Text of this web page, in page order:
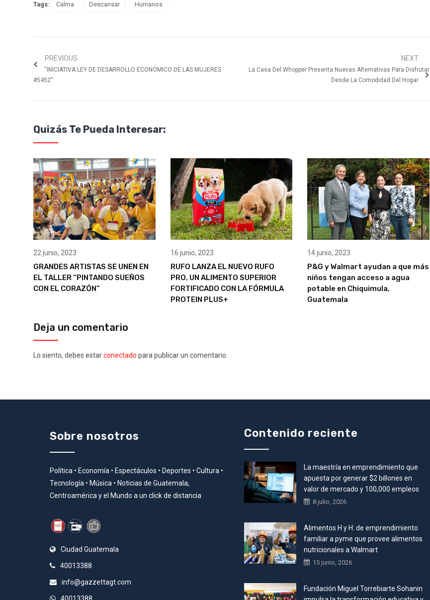
Tags: Calma Descansar Humanos
PREVIOUS
“INICIATIVA LEY DE DESARROLLO ECONÓMICO DE LAS MUJERES
#5452”
NEXT
La Casa Del Whopper Presenta Nuevas Alternativas Para Disfrutar
Desde La Comodidad Del Hogar
Quizás Te Pueda Interesar:
22 junio, 2023
GRANDES ARTISTAS SE UNEN EN
EL TALLER “PINTANDO SUEÑOS
CON EL CORAZÓN”
16 junio, 2023
RUFO LANZA EL NUEVO RUFO
PRO, UN ALIMENTO SUPERIOR
FORTIFICADO CON LA FÓRMULA
PROTEIN PLUS+
14 junio, 2023
P&G y Walmart ayudan a que más
niños tengan acceso a agua
potable en Chiquimula,
Guatemala
Deja un comentario
Lo siento, debes estarconectado para publicar un comentario.
Sobre nosotros
Política • Economía • Espectáculos • Deportes • Cultura •
Tecnología • Música • Noticias de Guatemala,
Centroamérica y el Mundo a un click de distancia
Ciudad Guatemala
40013388
info@gazzettagt.com
40013388
Contenido reciente
La maestría en emprendimiento que
apuesta por generar $2 billones en
valor de mercado y 100,000 empleos
8 julio, 2026
Alimentos H y H: de emprendimiento
familiar a pyme que provee alimentos
nutricionales a Walmart
15 junio, 2026
Fundación Miguel Torrebiarte Sohanin